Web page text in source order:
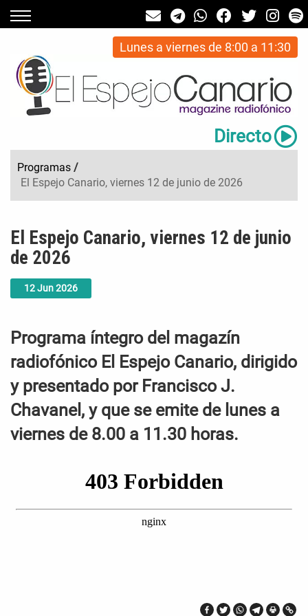
Lunes a viernes de 8:00 a 11:30
Directo
Programas /
El Espejo Canario, viernes 12 de junio de 2026
12Jun2026
El Espejo Canario, viernes 12 de junio
de 2026
Programa íntegro del magazín
radiofónico El Espejo Canario, dirigido
y presentado por Francisco J.
Chavanel, y que se emite de lunes a
viernes de 8.00 a 11.30 horas.